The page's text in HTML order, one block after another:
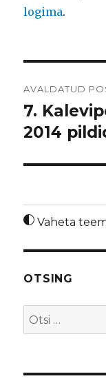
logima.
AVALDATUD
7.
2014
Vaheta
OTSING
Otsi: